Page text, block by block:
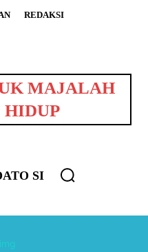
REDAKSI
MAJALAH
HIDUP
SI